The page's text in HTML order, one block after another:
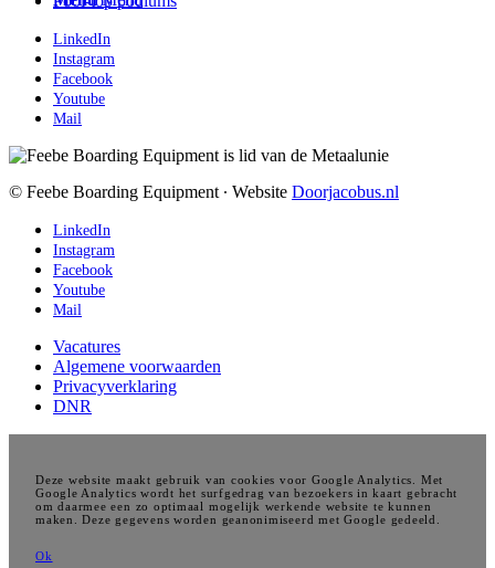
LinkedIn
Instagram
Facebook
Youtube
Mail
© Feebe Boarding Equipment ∙ Website Doorjacobus.nl
LinkedIn
Instagram
Facebook
Youtube
Mail
Vacatures
Algemene voorwaarden
Privacyverklaring
DNR
Deze website maakt gebruik van cookies voor Google Analytics. Met
Google Analytics wordt het surfgedrag van bezoekers in kaart gebracht
om daarmee een zo optimaal mogelijk werkende website te kunnen
maken. Deze gegevens worden geanonimiseerd met Google gedeeld.
Ok